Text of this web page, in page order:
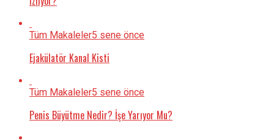
Tüm Makaleler5 sene önce
Ejakülatör Kanal Kisti
Tüm Makaleler5 sene önce
Penis Büyütme Nedir? İşe Yarıyor Mu?